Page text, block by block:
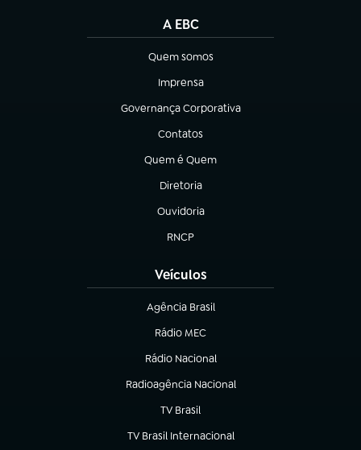
A EBC
Quem somos
(abre em nova aba)
Imprensa
(abre em nova aba)
Governança Corporativa
(abre em nova aba)
Contatos
(abre em nova aba)
Quem é Quem
(abre em nova aba)
Diretoria
(abre em nova aba)
Ouvidoria
(abre em nova aba)
RNCP
(abre em nova aba)
Veículos
Agência Brasil
(abre em nova aba)
Rádio MEC
(abre em nova aba)
Rádio Nacional
Radioagência Nacional
(abre em nova aba)
TV Brasil
(abre em nova aba)
TV Brasil Internacional
(abre em nova aba)